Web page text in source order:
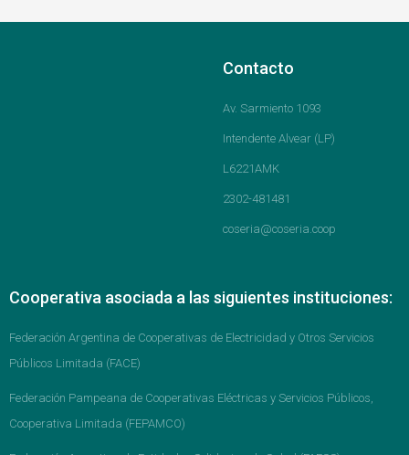
Contacto
Av. Sarmiento 1093
Intendente Alvear (LP)
L6221AMK
2302-481481
coseria@coseria.coop
Cooperativa asociada a las siguientes instituciones:
Federación Argentina de Cooperativas de Electricidad y Otros Servicios
Públicos Limitada (FACE)
Federación Pampeana de Cooperativas Eléctricas y Servicios Públicos,
Cooperativa Limitada (FEPAMCO)